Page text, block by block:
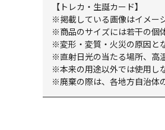
【トレカ・生誕カード】
※掲載している画像はイメー
※商品のサイズには若干の個
※変形・変質・火災の原因と
※直射日光の当たる場所、高
※本来の用途以外では使用し
※廃棄の際は、各地方自治体